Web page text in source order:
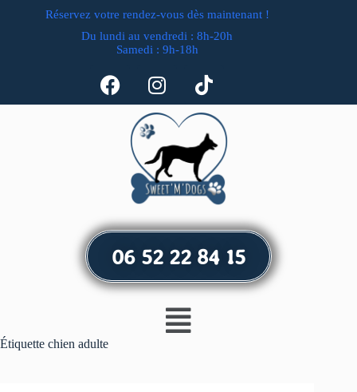
Réservez votre rendez-vous dès maintenant !
Du lundi au vendredi : 8h-20h
Samedi : 9h-18h
06 52 22 84 15
Étiquette chien adulte